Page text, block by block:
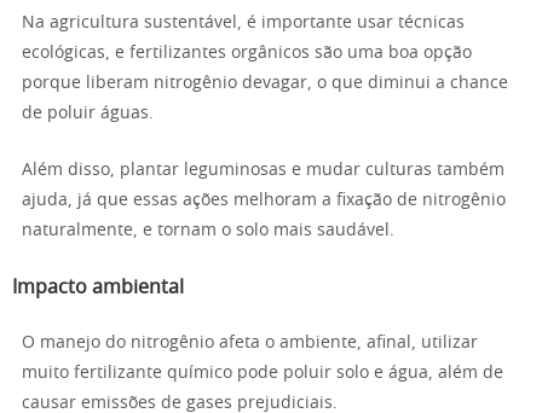
Na agricultura sustentável, é importante usar técnicas
ecológicas, e fertilizantes orgânicos são uma boa opção
porque liberam nitrogênio devagar, o que diminui a chance
de poluir águas.
Além disso, plantar leguminosas e mudar culturas também
ajuda, já que essas ações melhoram a fixação de nitrogênio
naturalmente, e tornam o solo mais saudável.
Impacto ambiental
O manejo do nitrogênio afeta o ambiente, afinal, utilizar
muito fertilizante químico pode poluir solo e água, além de
causar emissões de gases prejudiciais.